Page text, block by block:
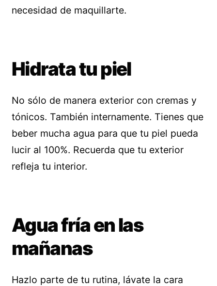
necesidad de maquillarte.
Hidrata tu piel
No sólo de manera exterior con cremas y
tónicos. También internamente. Tienes que
beber mucha agua para que tu piel pueda
lucir al 100%. Recuerda que tu exterior
refleja tu interior.
Agua fría en las
mañanas
Hazlo parte de tu rutina, lávate la cara